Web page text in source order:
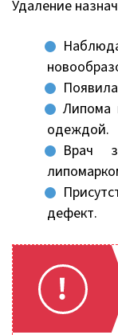
Удаление
Липома
одеждой.
Врач
дефект.